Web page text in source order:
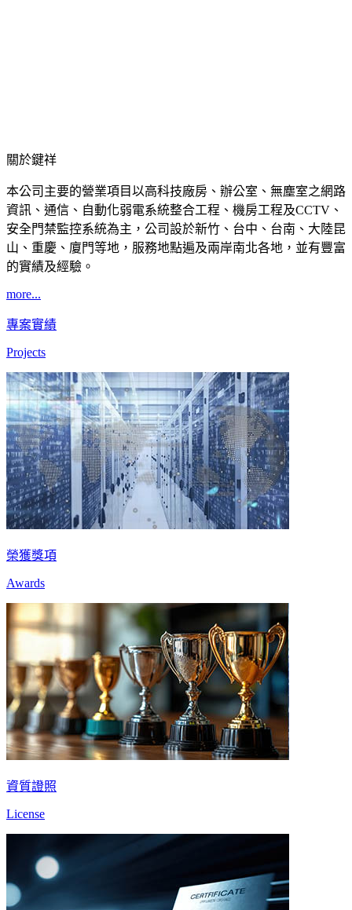
關於鍵祥
本公司主要的營業項目以高科技廠房、辦公室、無塵室之網路
資訊、通信、自動化弱電系統整合工程、機房工程及CCTV、
安全門禁監控系統為主，公司設於新竹、台中、台南、大陸昆
山、重慶、廈門等地，服務地點遍及兩岸南北各地，並有豐富
的實績及經驗。
more...
專案實績
Projects
榮獲獎項
Awards
資質證照
License